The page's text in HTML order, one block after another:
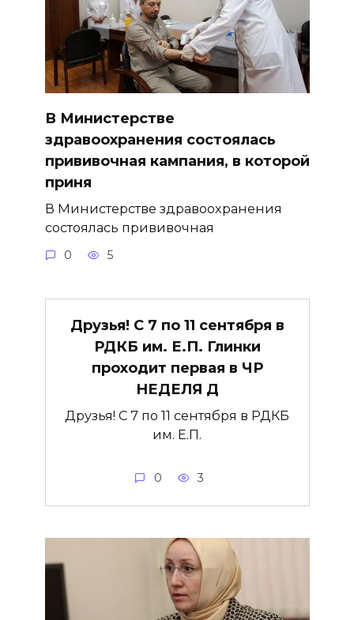
В Министерстве
здравоохранения состоялась
прививочная кампания, в которой
приня
В Министерстве здравоохранения
состоялась прививочная
0 5
Друзья! С 7 по 11 сентября в
РДКБ им. Е.П. Глинки
проходит первая в ЧР
НЕДЕЛЯ Д
Друзья! С 7 по 11 сентября в РДКБ
им. Е.П.
0 3